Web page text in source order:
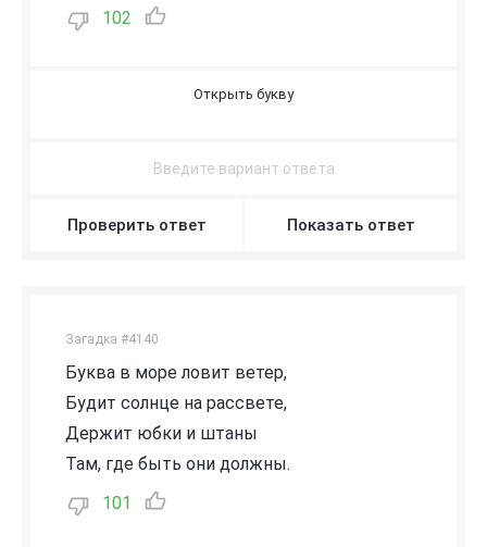
102
Проверить ответ Показать ответ
Загадка #4140
Буква в море ловит ветер,
Будит солнце на рассвете,
Держит юбки и штаны
Там, где быть они должны.
101